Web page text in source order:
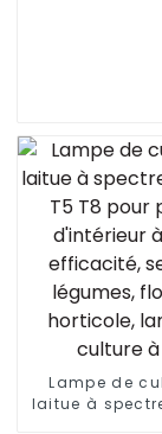
Lampe de
laitue à